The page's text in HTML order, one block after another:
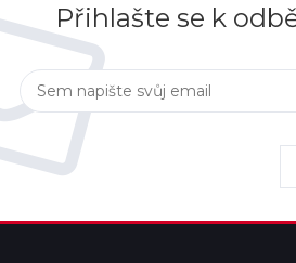
Přihlašte se k